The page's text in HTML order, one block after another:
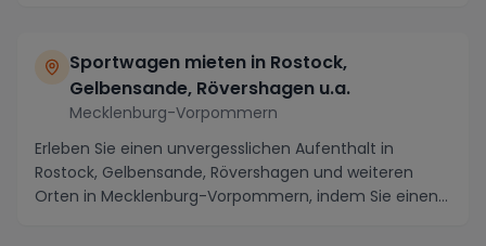
Sportwagen mieten in Rostock,
Gelbensande, Rövershagen u.a.
Mecklenburg-Vorpommern
Erleben Sie einen unvergesslichen Aufenthalt in
Rostock, Gelbensande, Rövershagen und weiteren
Orten in Mecklenburg-Vorpommern, indem Sie einen